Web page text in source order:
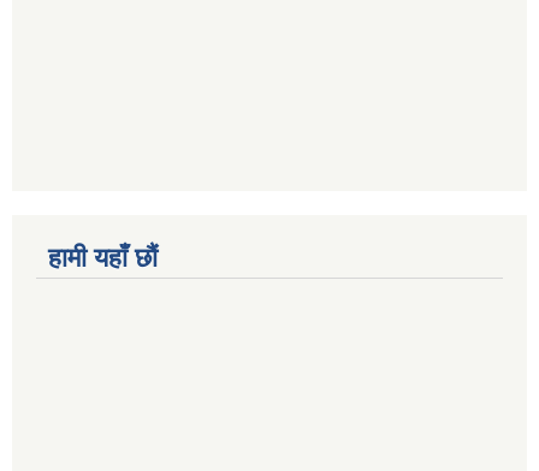
हामी यहाँ छौं